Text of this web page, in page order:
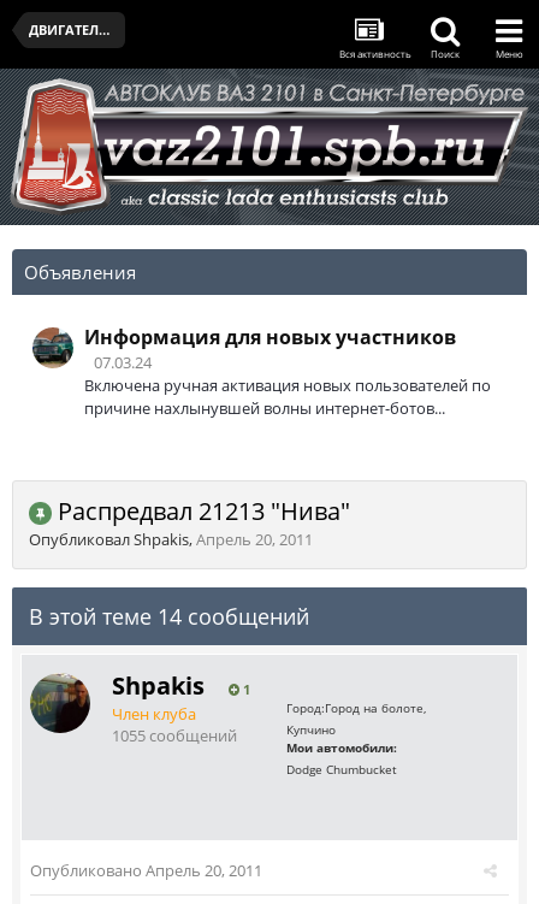
ДВИГАТЕЛЬ И ТРАНСМИССИЯ
Вся активность Поиск Меню
Объявления
Информация для новых участников
07.03.24
Включена ручная активация новых пользователей по
причине нахлынувшей волны интернет-ботов...
Распредвал 21213 "Нива"
ОпубликовалShpakis,Апрель 20, 2011
В этой теме 14 сообщений
Shpakis 1
Член клуба
1055 сообщений
Город:Город на болоте,
Купчино
Мои автомобили:
Dodge Chumbucket
Опубликовано Апрель 20, 2011